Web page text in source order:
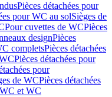
Pièces détachées pour
pour WC au solSièges de
Pour cuvettes de WCPièces
designPièces
completsPièces détachées
Pièces détachées pour
pour
de WCPièces détachées
et WC